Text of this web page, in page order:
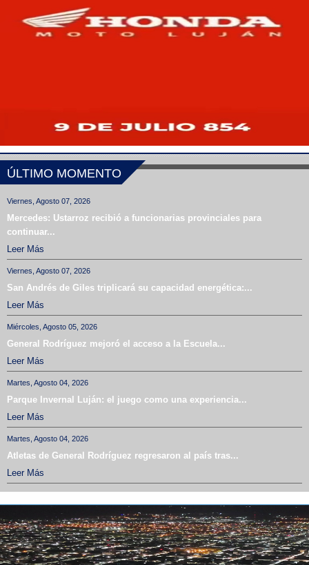
ÚLTIMO MOMENTO
Viernes, Agosto 07, 2026
Mercedes: Ustarroz recibió a funcionarias provinciales para
continuar...
Leer Más
Viernes, Agosto 07, 2026
San Andrés de Giles triplicará su capacidad energética:...
Leer Más
Miércoles, Agosto 05, 2026
General Rodríguez mejoró el acceso a la Escuela...
Leer Más
Martes, Agosto 04, 2026
Parque Invernal Luján: el juego como una experiencia...
Leer Más
Martes, Agosto 04, 2026
Atletas de General Rodríguez regresaron al país tras...
Leer Más